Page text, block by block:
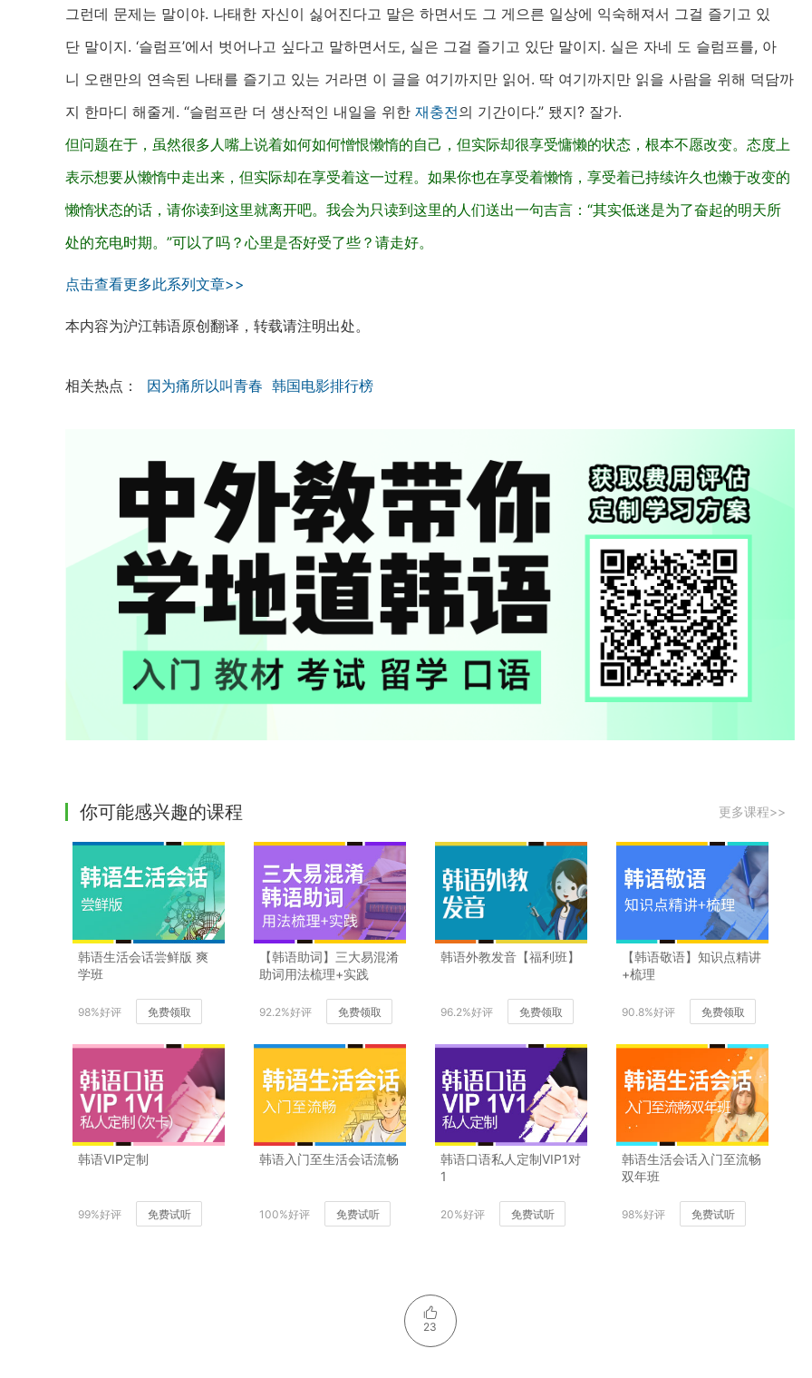
그런데 문제는 말이야. 나태한 자신이 싫어진다고 말은 하면서도 그 게으른 일상에 익숙해져서 그걸 즐기고 있
단 말이지. ‘슬럼프’에서 벗어나고 싶다고 말하면서도, 실은 그걸 즐기고 있단 말이지. 실은 자네 도 슬럼프를, 아
니 오랜만의 연속된 나태를 즐기고 있는 거라면 이 글을 여기까지만 읽어. 딱 여기까지만 읽을 사람을 위해 덕담까
지 한마디 해줄게. “슬럼프란 더 생산적인 내일을 위한 재충전의 기간이다.” 됐지? 잘가.
但问题在于，虽然很多人嘴上说着如何如何憎恨懒惰的自己，但实际却很享受慵懒的状态，根本不愿改变。态度上
表示想要从懒惰中走出来，但实际却在享受着这一过程。如果你也在享受着懒惰，享受着已持续许久也懒于改变的
懒惰状态的话，请你读到这里就离开吧。我会为只读到这里的人们送出一句吉言：“其实低迷是为了奋起的明天所
处的充电时期。”可以了吗？心里是否好受了些？请走好。
点击查看更多此系列文章>>
本内容为沪江韩语原创翻译，转载请注明出处。
相关热点： 因为痛所以叫青春 韩国电影排行榜
你可能感兴趣的课程 更多课程>>
韩语生活会话尝鲜版 爽
学班
98%好评 免费领取
【韩语助词】三大易混淆
助词用法梳理+实践
92.2%好评 免费领取
韩语外教发音【福利班】
96.2%好评 免费领取
【韩语敬语】知识点精讲
+梳理
90.8%好评 免费领取
韩语VIP定制
99%好评 免费试听
韩语入门至生活会话流畅
100%好评 免费试听
韩语口语私人定制VIP1对
1
20%好评 免费试听
韩语生活会话入门至流畅
双年班
98%好评 免费试听
23